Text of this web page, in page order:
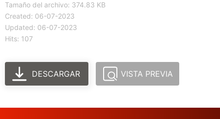
Tamaño del archivo: 374.83 KB
Created: 06-07-2023
Updated: 06-07-2023
Hits: 107
DESCARGAR VISTA PREVIA